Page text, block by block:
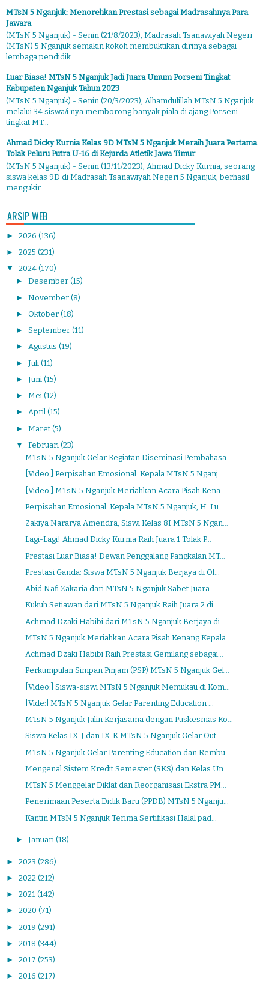
MTsN 5 Nganjuk: Menorehkan Prestasi sebagai Madrasahnya Para
Jawara
(MTsN 5 Nganjuk) - Senin (21/8/2023), Madrasah Tsanawiyah Negeri
(MTsN) 5 Nganjuk semakin kokoh membuktikan dirinya sebagai
lembaga pendidik...
Luar Biasa! MTsN 5 Nganjuk Jadi Juara Umum Porseni Tingkat
Kabupaten Nganjuk Tahun 2023
(MTsN 5 Nganjuk) - Senin (20/3/2023), Alhamdulillah MTsN 5 Nganjuk
melalui 34 siswa/i nya memborong banyak piala di ajang Porseni
tingkat MT...
Ahmad Dicky Kurnia Kelas 9D MTsN 5 Nganjuk Meraih Juara Pertama
Tolak Peluru Putra U-16 di Kejurda Atletik Jawa Timur
(MTsN 5 Nganjuk) - Senin (13/11/2023), Ahmad Dicky Kurnia, seorang
siswa kelas 9D di Madrasah Tsanawiyah Negeri 5 Nganjuk, berhasil
mengukir...
ARSIP WEB
► 2026 (136)
► 2025 (231)
▼ 2024 (170)
► Desember (15)
► November (8)
► Oktober (18)
► September (11)
► Agustus (19)
► Juli (11)
► Juni (15)
► Mei (12)
► April (15)
► Maret (5)
▼ Februari (23)
MTsN 5 Nganjuk Gelar Kegiatan Diseminasi Pembahasa...
[Video:] Perpisahan Emosional: Kepala MTsN 5 Nganj...
[Video:] MTsN 5 Nganjuk Meriahkan Acara Pisah Kena...
Perpisahan Emosional: Kepala MTsN 5 Nganjuk, H. Lu...
Zakiya Nararya Amendra, Siswi Kelas 8I MTsN 5 Ngan...
Lagi-Lagi! Ahmad Dicky Kurnia Raih Juara 1 Tolak P...
Prestasi Luar Biasa! Dewan Penggalang Pangkalan MT...
Prestasi Ganda: Siswa MTsN 5 Nganjuk Berjaya di Ol...
Abid Nafi Zakaria dari MTsN 5 Nganjuk Sabet Juara ...
Kukuh Setiawan dari MTsN 5 Nganjuk Raih Juara 2 di...
Achmad Dzaki Habibi dari MTsN 5 Nganjuk Berjaya di...
MTsN 5 Nganjuk Meriahkan Acara Pisah Kenang Kepala...
Achmad Dzaki Habibi Raih Prestasi Gemilang sebagai...
Perkumpulan Simpan Pinjam (PSP) MTsN 5 Nganjuk Gel...
[Video:] Siswa-siswi MTsN 5 Nganjuk Memukau di Kom...
[Vide:] MTsN 5 Nganjuk Gelar Parenting Education ...
MTsN 5 Nganjuk Jalin Kerjasama dengan Puskesmas Ko...
Siswa Kelas IX-J dan IX-K MTsN 5 Nganjuk Gelar Out...
MTsN 5 Nganjuk Gelar Parenting Education dan Rembu...
Mengenal Sistem Kredit Semester (SKS) dan Kelas Un...
MTsN 5 Menggelar Diklat dan Reorganisasi Ekstra PM...
Penerimaan Peserta Didik Baru (PPDB) MTsN 5 Nganju...
Kantin MTsN 5 Nganjuk Terima Sertifikasi Halal pad...
► Januari (18)
► 2023 (286)
► 2022 (212)
► 2021 (142)
► 2020 (71)
► 2019 (291)
► 2018 (344)
► 2017 (253)
► 2016 (217)